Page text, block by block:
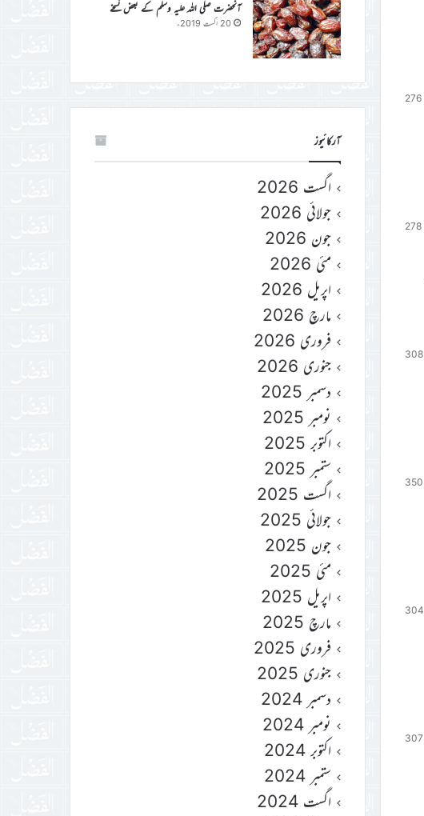
276
278
308
350
304
307
آنحضرت صلی اللہ علیہ وسلم کے بعض نسخے
20 اگست 2019ء
آرکائیوز
اگست 2026
جولائی 2026
جون 2026
مئی 2026
اپریل 2026
مارچ 2026
فروری 2026
جنوری 2026
دسمبر 2025
نومبر 2025
اکتوبر 2025
ستمبر 2025
اگست 2025
جولائی 2025
جون 2025
مئی 2025
اپریل 2025
مارچ 2025
فروری 2025
جنوری 2025
دسمبر 2024
نومبر 2024
اکتوبر 2024
ستمبر 2024
اگست 2024